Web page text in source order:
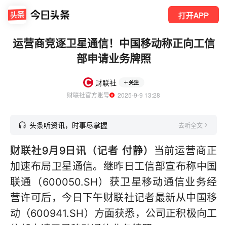
打开APP
运营商竞逐卫星通信！中国移动称正向工信
部申请业务牌照
财联社 关注
财联社官方账号
  2025-9-9 13:28
头条听资讯，时事尽掌握 去听全文
财联社9月9日讯（记者 付静）
当前运营商正
加速布局卫星通信。继昨日工信部宣布称中国
联通（600050.SH）获卫星移动通信业务经
营许可后，今日下午财联社记者最新从中国移
动（600941.SH）方面获悉，公司正积极向工